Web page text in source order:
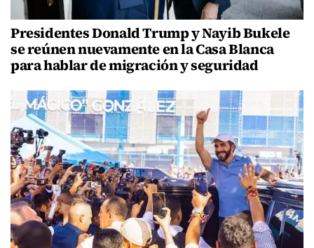
Presidentes Donald Trump y Nayib Bukele
se reúnen nuevamente en la Casa Blanca
para hablar de migración y seguridad